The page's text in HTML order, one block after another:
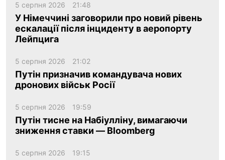
5 серпня 2026 21:48
У Німеччині заговорили про новий рівень
ескалації після інциденту в аеропорту
Лейпцига
5 серпня 2026 21:02
Путін призначив командувача нових
дронових військ Росії
5 серпня 2026 19:59
Путін тисне на Набіулліну, вимагаючи
зниження ставки — Bloomberg
5 серпня 2026 19:15